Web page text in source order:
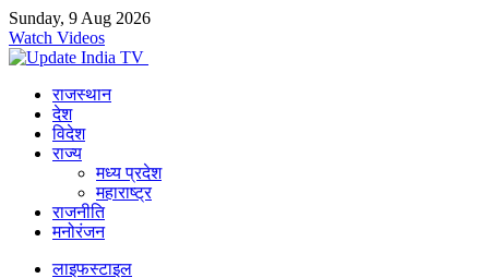
Sunday, 9 Aug 2026
Watch Videos
राजस्थान
देश
विदेश
राज्य
मध्य प्रदेश
महाराष्ट्र
राजनीति
मनोरंजन
लाइफस्टाइल